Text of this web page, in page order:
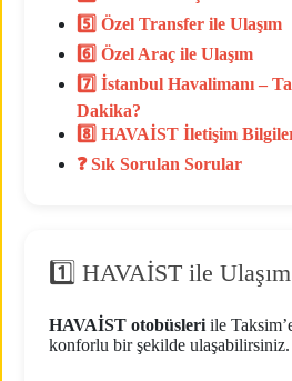
5️⃣ Özel Transfer ile Ulaşım
6️⃣ Özel Araç ile Ulaşım
7️⃣ İstanbul Havalimanı –
Dakika?
8️⃣ HAVAİST İletişim
❓ Sık Sorulan Sorular
1️⃣ HAVAİST ile Ulaşım
HAVAİST otobüsleri ile
konforlu bir şekilde